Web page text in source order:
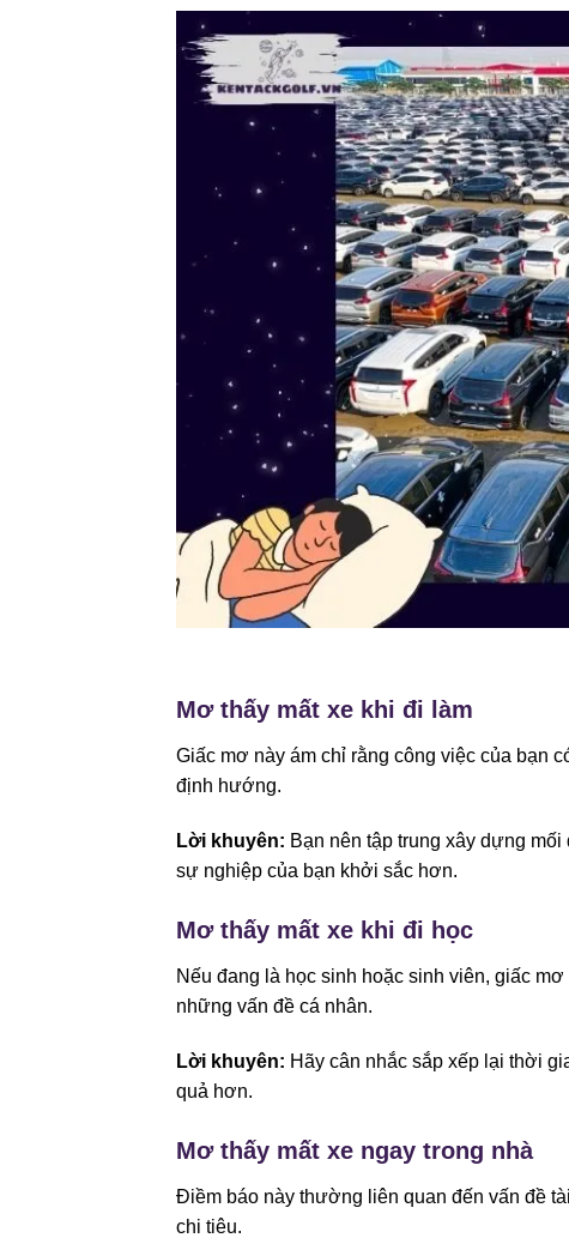
Mơ thấy mất xe khi đi làm
Giấc mơ này ám chỉ rằng công việc của bạn
định hướng.
Lời khuyên: Bạn nên tập trung xây dựng
sự nghiệp của bạn khởi sắc hơn.
Mơ thấy mất xe khi đi học
Nếu đang là học sinh hoặc sinh viên, giấc
những vấn đề cá nhân.
Lời khuyên: Hãy cân nhắc sắp xếp lại thời
quả hơn.
Mơ thấy mất xe ngay trong nhà
Điềm báo này thường liên quan đến vấn đề
chi tiêu.